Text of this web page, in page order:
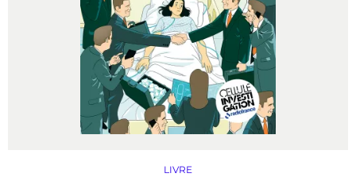
LIVRE